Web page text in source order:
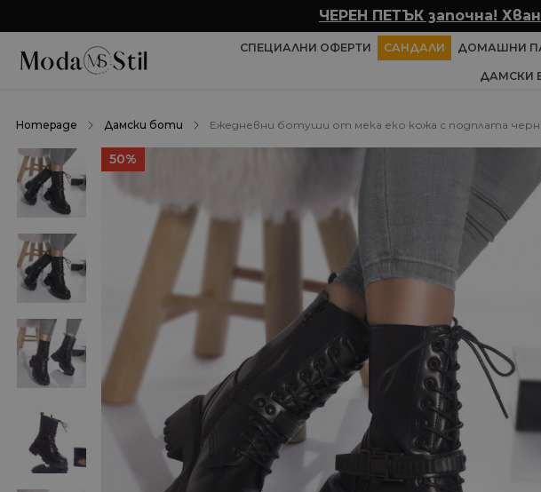
ЧЕРЕН ПЕТЪК започна!
СПЕЦИАЛНИ ОФЕРТИ САНДАЛИ ДОМАШНИ
ДАМСКИ
Homepage Дамски боти Ежедневни ботуши от мека еко кожа с подплата
50%